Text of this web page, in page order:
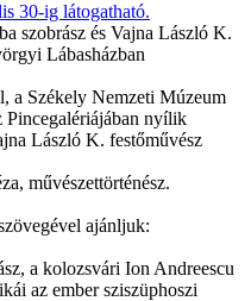
szobrász és Vajna László K.
Lábasházban
a Székely Nemzeti Múzeum
Pincegalériájában nyílik
László K. festőművész
művészettörténész.
ajánljuk:
a kolozsvári Ion Andreescu
az ember sziszüphoszi